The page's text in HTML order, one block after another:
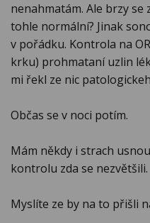
nenahmatám. Ale brzy se
tohle normální? Jinak
v pořádku. Kontrola na
krku) prohmataní uzlin
mi řekl ze nic
Občas se v noci potím.
Mám někdy i strach
kontrolu zda se nezvětšili.
Myslíte ze by na to přišli